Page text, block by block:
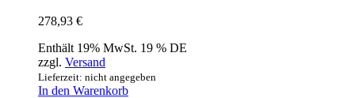
278,93 €
Enthält 19% MwSt. 19 % DE
zzgl. Versand
Lieferzeit: nicht angegeben
In den Warenkorb